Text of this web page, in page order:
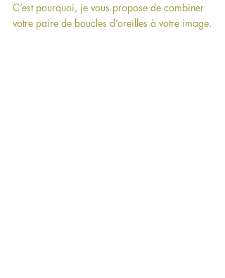
C’est pourquoi, je vous propose de combiner
votre paire de boucles d’oreilles à votre image.